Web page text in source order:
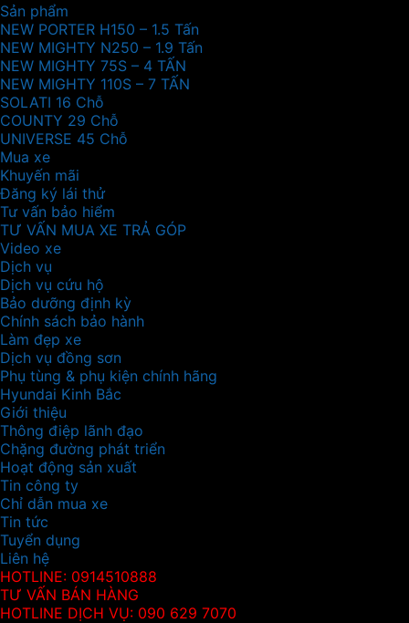
Sản phẩm
NEW PORTER H150 – 1.5 Tấn
NEW MIGHTY N250 – 1.9 Tấn
NEW MIGHTY 75S – 4 TẤN
NEW MIGHTY 110S – 7 TẤN
SOLATI 16 Chỗ
COUNTY 29 Chỗ
UNIVERSE 45 Chỗ
Mua xe
Khuyến mãi
Đăng ký lái thử
Tư vấn bảo hiểm
TƯ VẤN MUA XE TRẢ GÓP
Video xe
Dịch vụ
Dịch vụ cứu hộ
Bảo dưỡng định kỳ
Chính sách bảo hành
Làm đẹp xe
Dịch vụ đồng sơn
Phụ tùng & phụ kiện chính hãng
Hyundai Kinh Bắc
Giới thiệu
Thông điệp lãnh đạo
Chặng đường phát triển
Hoạt động sản xuất
Tin công ty
Chỉ dẫn mua xe
Tin tức
Tuyển dụng
Liên hệ
HOTLINE: 0914510888
TƯ VẤN BÁN HÀNG
HOTLINE DỊCH VỤ: 090 629 7070